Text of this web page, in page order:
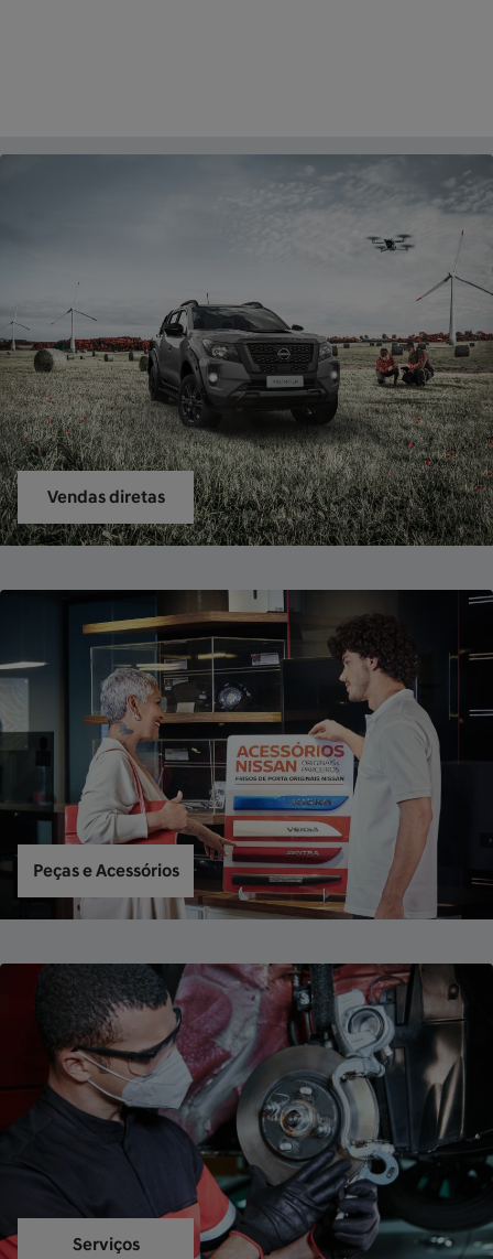
Vendas diretas
Peças e Acessórios
Serviços